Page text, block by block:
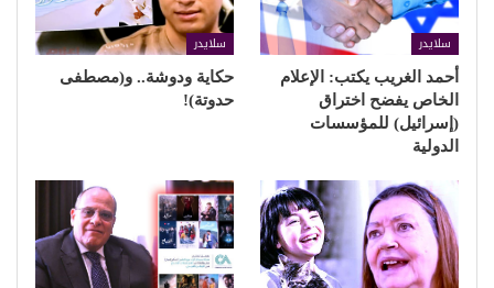
سلايدر
أحمد الغريب يكتب: الإعلام
الخاص يفضح اختراق
(إسرائيل) للمؤسسات
الدولية
سلايدر
حكاية ودوشة.. و(مصطفى
حدوتة)!